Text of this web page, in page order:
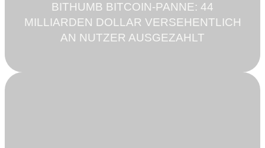
BITHUMB BITCOIN-PANNE: 44
MILLIARDEN DOLLAR VERSEHENTLICH
AN NUTZER AUSGEZAHLT